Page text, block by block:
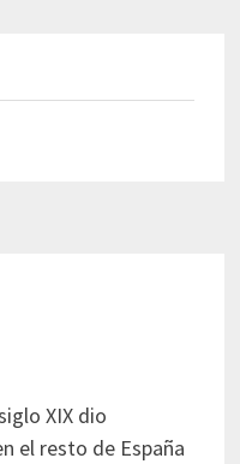
XIX dio
el resto de España